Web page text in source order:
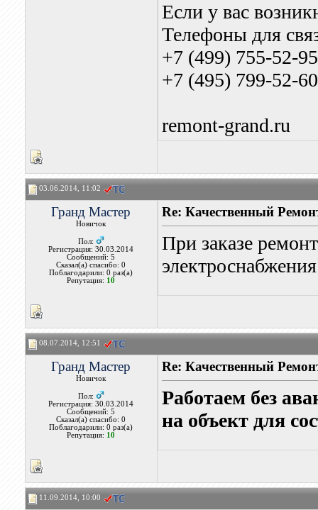
Если у вас
Телефоны для
+7 (499) 755-52-
+7 (495) 799-52-60
remont-grand.ru
03.06.2014, 11:02
Гранд Мастер
Новичок
Пол:
Регистрация: 30.03.2014
Сообщений: 5
Сказал(а) спасибо: 0
Поблагодарили: 0 раз(а)
Репутация: 10
Re: Качественный
При заказе
08.07.2014, 12:51
Гранд Мастер
Новичок
Пол:
Регистрация: 30.03.2014
Сообщений: 5
Сказал(а) спасибо: 0
Поблагодарили: 0 раз(а)
Репутация: 10
Re: Качественный
Работаем без
на объект для
11.09.2014, 10:00